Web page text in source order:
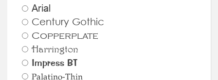
Arial
Century Gothic
Copperplate
Harrington
Impress BT
Palatino-Thin